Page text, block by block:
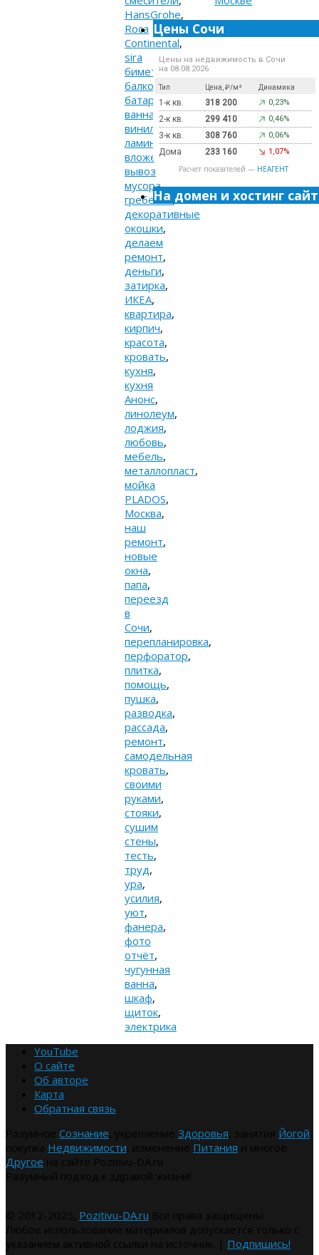
HansGrohe,
Roca
Continental,
sira
биметалл,
балкон,
батареи,
ванна
виниловый
ламинат,
вложение,
вывоз
мусора,
гребёнки
декоративные
окошки,
делаем
ремонт,
деньги,
затирка,
ИКЕА,
квартира,
кирпич,
красота,
кровать,
кухня,
кухня
Анонс,
линолеум,
лоджия,
любовь,
мебель,
металлопласт,
мойка
PLADOS,
Москва,
наш
ремонт,
новые
окна,
папа,
переезд
в
Сочи,
перепланировка,
перфоратор,
плитка,
помощь,
пушка,
разводка,
рассада,
ремонт,
самодельная
кровать,
своими
руками,
стояки,
сушим
стены,
тесть,
труд,
ура,
усилия,
уют,
фанера,
фото
отчёт,
чугунная
ванна,
шкаф,
щиток,
электрика
Цены Сочи
Цены на недвижимость в Сочи
на 08.08.2026
Тип Цена, ₽/м² Динамика
1-к кв. 318 200 0,23%
2-к кв. 299 410 0,46%
3-к кв. 308 760 0,06%
Дома 233 160 1,07%
Расчет показателей — НЕАГЕНТ
На домен и хостинг
YouTube
О сайте
Об авторе
Карта
Обратная связь
Сознание Здоровья
Йогой
Недвижимости Питания
Другое
Pozitivu-DA.ru
Подпишись!